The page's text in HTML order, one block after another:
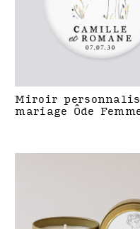
Miroir
mariage Ôde